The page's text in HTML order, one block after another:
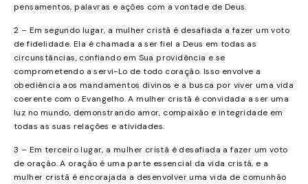
pensamentos, palavras e ações com a vontade de Deus.
2 – Em segundo lugar, a mulher cristã é desafiada a fazer um voto
de fidelidade. Ela é chamada a ser fiel a Deus em todas as
circunstâncias, confiando em Sua providência e se
comprometendo a servi-Lo de todo coração. Isso envolve a
obediência aos mandamentos divinos e a busca por viver uma vida
coerente com o Evangelho. A mulher cristã é convidada a ser uma
luz no mundo, demonstrando amor, compaixão e integridade em
todas as suas relações e atividades.
3 – Em terceiro lugar, a mulher cristã é desafiada a fazer um voto
de oração. A oração é uma parte essencial da vida cristã, e a
mulher cristã é encorajada a desenvolver uma vida de comunhão